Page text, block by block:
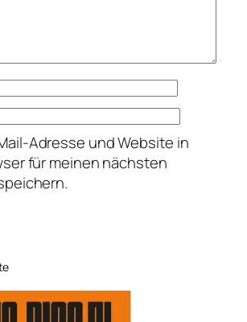
Adresse und Website in
für meinen nächsten